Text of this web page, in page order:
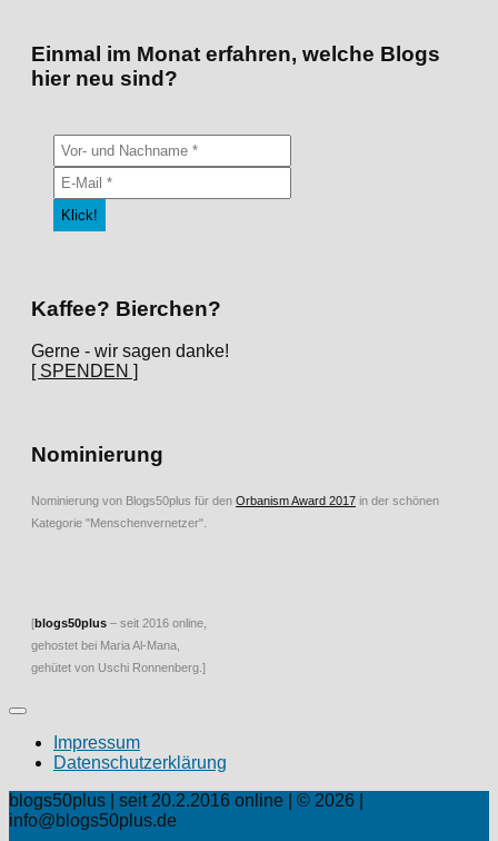
Einmal im Monat erfahren, welche Blogs
hier neu sind?
Kaffee? Bierchen?
Gerne - wir sagen danke!
[ SPENDEN ]
Nominierung
Nominierung von Blogs50plus für den Orbanism Award 2017 in der schönen
Kategorie "Menschenvernetzer".
[blogs50plus – seit 2016 online,
gehostet bei Maria Al-Mana,
gehütet von Uschi Ronnenberg.]
Impressum
Datenschutzerklärung
blogs50plus | seit 20.2.2016 online | © 2026 |
info@blogs50plus.de